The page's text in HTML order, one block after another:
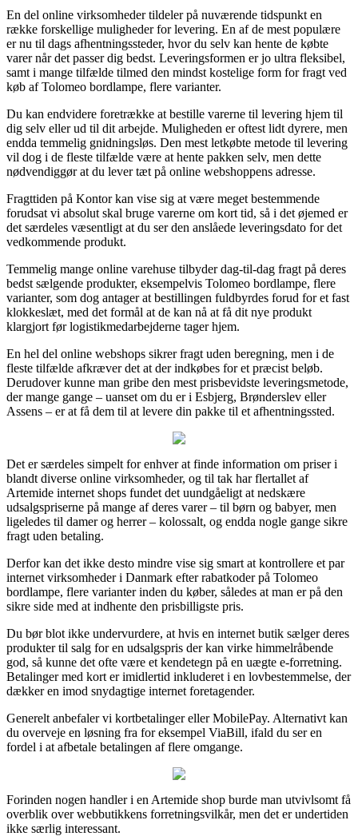
En del online virksomheder tildeler på nuværende tidspunkt en
række forskellige muligheder for levering. En af de mest populære
er nu til dags afhentningssteder, hvor du selv kan hente de købte
varer når det passer dig bedst. Leveringsformen er jo ultra fleksibel,
samt i mange tilfælde tilmed den mindst kostelige form for fragt ved
køb af Tolomeo bordlampe, flere varianter.
Du kan endvidere foretrække at bestille varerne til levering hjem til
dig selv eller ud til dit arbejde. Muligheden er oftest lidt dyrere, men
endda temmelig gnidningsløs. Den mest letkøbte metode til levering
vil dog i de fleste tilfælde være at hente pakken selv, men dette
nødvendiggør at du lever tæt på online webshoppens adresse.
Fragttiden på Kontor kan vise sig at være meget bestemmende
forudsat vi absolut skal bruge varerne om kort tid, så i det øjemed er
det særdeles væsentligt at du ser den anslåede leveringsdato for det
vedkommende produkt.
Temmelig mange online varehuse tilbyder dag-til-dag fragt på deres
bedst sælgende produkter, eksempelvis Tolomeo bordlampe, flere
varianter, som dog antager at bestillingen fuldbyrdes forud for et fast
klokkeslæt, med det formål at de kan nå at få dit nye produkt
klargjort før logistikmedarbejderne tager hjem.
En hel del online webshops sikrer fragt uden beregning, men i de
fleste tilfælde afkræver det at der indkøbes for et præcist beløb.
Derudover kunne man gribe den mest prisbevidste leveringsmetode,
der mange gange – uanset om du er i Esbjerg, Brønderslev eller
Assens – er at få dem til at levere din pakke til et afhentningssted.
Det er særdeles simpelt for enhver at finde information om priser i
blandt diverse online virksomheder, og til tak har flertallet af
Artemide internet shops fundet det uundgåeligt at nedskære
udsalgspriserne på mange af deres varer – til børn og babyer, men
ligeledes til damer og herrer – kolossalt, og endda nogle gange sikre
fragt uden betaling.
Derfor kan det ikke desto mindre vise sig smart at kontrollere et par
internet virksomheder i Danmark efter rabatkoder på Tolomeo
bordlampe, flere varianter inden du køber, således at man er på den
sikre side med at indhente den prisbilligste pris.
Du bør blot ikke undervurdere, at hvis en internet butik sælger deres
produkter til salg for en udsalgspris der kan virke himmelråbende
god, så kunne det ofte være et kendetegn på en uægte e-forretning.
Betalinger med kort er imidlertid inkluderet i en lovbestemmelse, der
dækker en imod snydagtige internet foretagender.
Generelt anbefaler vi kortbetalinger eller MobilePay. Alternativt kan
du overveje en løsning fra for eksempel ViaBill, ifald du ser en
fordel i at afbetale betalingen af flere omgange.
Forinden nogen handler i en Artemide shop burde man utvivlsomt få
overblik over webbutikkens forretningsvilkår, men det er undertiden
ikke særlig interessant.